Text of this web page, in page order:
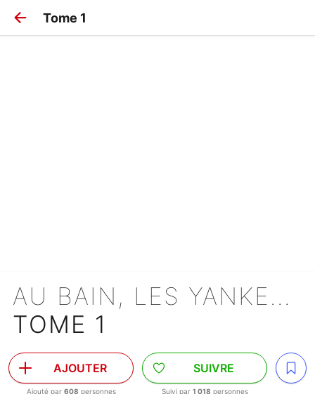
Tome 1
AU BAIN, LES YANKEES !
TOME 1
AJOUTER
Ajouté par 608 personnes
SUIVRE
Suivi par 1 018 personnes